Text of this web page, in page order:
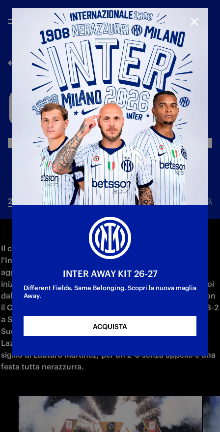
GENERAL.GOBACK
COPPAITALIA
2025/26 2022/23 2021/22 2010/11 2009/
Il cammino dell'Inter nella Coppa Italia 2025-26 vede
l'Inter trionfare per la 10.a volta nella coppa nazionale,
aggiungendo un secondo titolo al tricolore. Il cammino
inizia dagli ottavi, con il successo sul Venezia, bissato poi
dalla vittoria sul Torino ai quarti. La doppia semifinale con
il Como è da brividi: 0-0 all'andata e super rimonta per 3-2
a San Siro, con la doppietta di Calhanoglu e il sigillo di
Sucic. La finale si gioca a Roma il 13 marzo: di fronte la
Lazio. L'Inter vince dominando: autogol di Marusic e
sigillo di Lautaro Martinez, per un 2-0 senza appello e una
festa tutta nerazzurra.
INTER AWAY KIT 26-27
Different Fields. Same Belonging. Scopri la nuova maglia
Away.
ACQUISTA